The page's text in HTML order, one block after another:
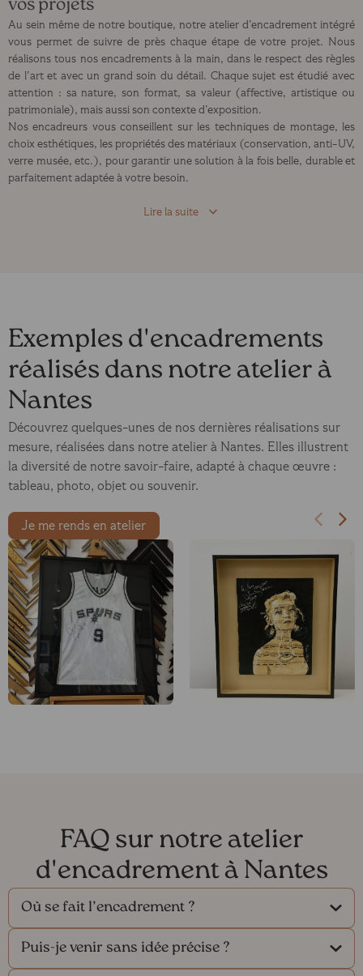
vos projets
Au sein même de notre boutique, notre atelier d’encadrement intégré
vous permet de suivre de près chaque étape de votre projet. Nous
réalisons tous nos encadrements à la main, dans le respect des règles
de l’art et avec un grand soin du détail. Chaque sujet est étudié avec
attention : sa nature, son format, sa valeur (affective, artistique ou
patrimoniale), mais aussi son contexte d’exposition.
Nos encadreurs vous conseillent sur les techniques de montage, les
choix esthétiques, les propriétés des matériaux (conservation, anti-UV,
verre musée, etc.), pour garantir une solution à la fois belle, durable et
parfaitement adaptée à votre besoin.
Lire la suite
Exemples d'encadrements
réalisés dans notre atelier à
Nantes
Découvrez quelques-unes de nos dernières réalisations sur
mesure, réalisées dans notre atelier à Nantes. Elles illustrent
la diversité de notre savoir-faire, adapté à chaque œuvre :
tableau, photo, objet ou souvenir.
Je me rends en atelier
FAQ sur notre atelier
d'encadrement à Nantes
Où se fait l’encadrement ?
Puis-je venir sans idée précise ?